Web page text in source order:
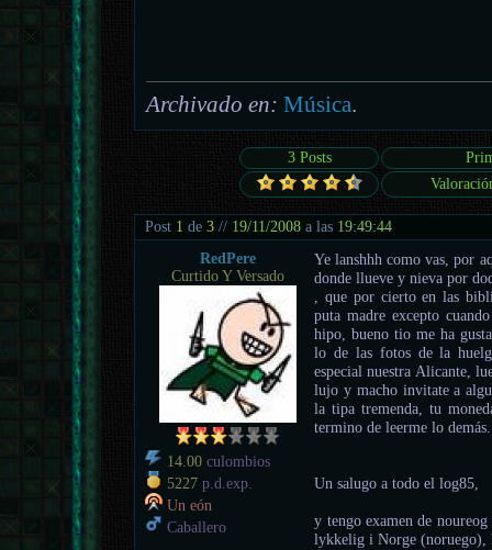
Archivado en: Música.
3 Posts
Post 1 de3 // 19/11/2008 a las 19:49:44
RedPere
Curtido Y Versado
14.00 culombios
5227 p.d.exp.
Un eón
Caballero
Ye lanshhh como vas, por
donde llueve y nieva por
, que por cierto en las
puta madre excepto
hipo, bueno tio me ha
lo de las fotos de la
especial nuestra Alicante,
lujo y macho invitate a
la tipa tremenda, tu
termino de leerme lo demás.
Un salugo a todo el log85,
y tengo examen de
lykkelig i Norge (noruego),